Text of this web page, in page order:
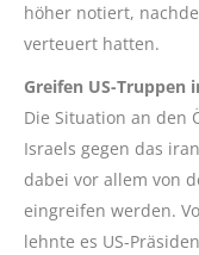
höher notiert,
verteuert hatten.
Greifen US-Truppen
Die Situation an den
Israels gegen das
dabei vor allem von
eingreifen werden.
lehnte es US-